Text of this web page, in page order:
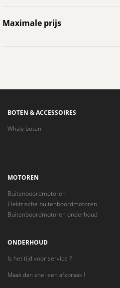
Maximale prijs
BOTEN & ACCESSOIRES
Whaly boten
MOTOREN
Buitenboordmotoren
Elektrische buitenboordmotoren
Buitenboordmotoren onderhoud
ONDERHOUD
Is het tijd voor service ?
Maak dan snel een afspraak !